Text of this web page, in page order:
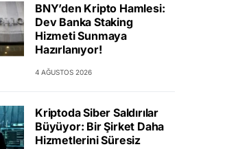
BNY’den Kripto Hamlesi:
Dev Banka Staking
Hizmeti Sunmaya
Hazırlanıyor!
4 AĞUSTOS 2026
Kriptoda Siber Saldırılar
Büyüyor: Bir Şirket Daha
Hizmetlerini Süresiz